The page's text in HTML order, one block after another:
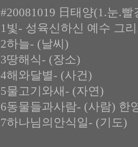
#20081019 日태양(1.눈.빨
1빛- 성육신하신 예수 그
2하늘- (날씨)
3땅해식- (장소)
4해와달별- (사건)
5물고기와새- (자연)
6동물들과사람- (사람) 한
7하나님의안식일- (기도)